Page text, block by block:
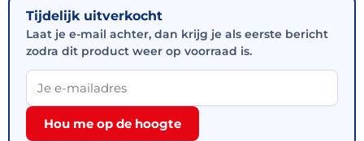
Tijdelijk uitverkocht
Laat je e-mail achter, dan krijg je als eerste bericht
zodra dit product weer op voorraad is.
Hou me op de hoogte